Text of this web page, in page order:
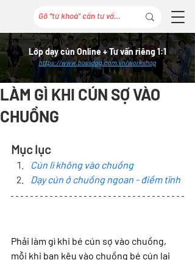
Lớp dạy cún Online + Tư vấn riêng 1:1
https://www.bossdog.com.vn/workshop
LÀM GÌ KHI CÚN SỢ VÀO
CHUỒNG
Mục lục
Cún lì không vào chuồng
Dạy cún ở chuồng ngoan - điềm tĩnh
Phải làm gì khi bé cún sợ vào chuồng,
mỗi khi bạn kêu vào chuồng bé cún lại